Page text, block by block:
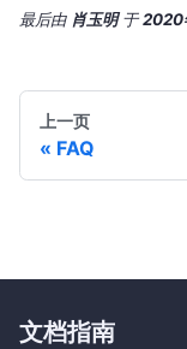
最后由 肖玉明 于2020
上一页
FAQ
文档指南